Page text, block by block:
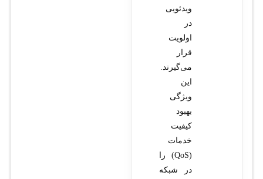
ویدئویی
در
اولویت
قرار
می‌گیرند.
این
ویژگی
بهبود
کیفیت
خدمات
(QoS) را
در شبکه